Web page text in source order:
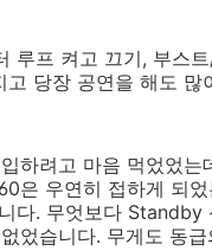
루프 켜고 끄기, 부스
당장 공연을 해도 많
하려고 마음 먹었었는
은 우연히 접하게 되
다. 무엇보다 Standby
었습니다. 무게도 동